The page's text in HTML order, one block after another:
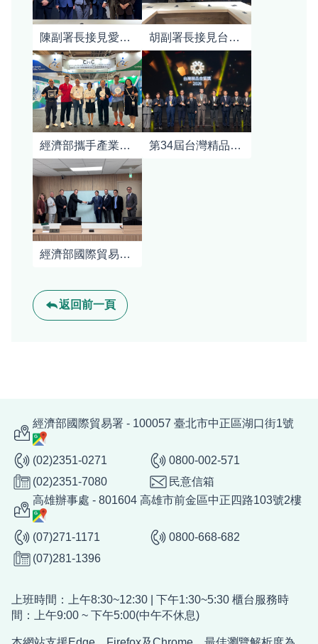
陳副署長接見愛沙尼亞跨黨派國會議員訪問團 胡副署長接見台灣區照明燈具輸出業公會李世宗理事長
經濟部攜手產業參與EUROBIKE 2026 助攻臺灣自行車產業前進歐洲拓展全球商機 第34屆台灣精品獎頒獎典禮
經濟部國際貿易署丁經濟參事偉接見「2026年加拿大紐布朗斯維克省議員」訪問團
返回前一頁
經濟部國際貿易署 - 100057 臺北市中正區湖口街1號
(02)2351-0271
0800-002-571
(02)2351-7080
民意信箱
高雄辦事處 - 801604 高雄市前金區中正四路103號2樓
(07)271-1171
0800-668-682
(07)281-1396
上班時間：上午8:30~12:30 | 下午1:30~5:30 櫃台服務時
間：上午9:00 ~ 下午5:00(中午不休息)